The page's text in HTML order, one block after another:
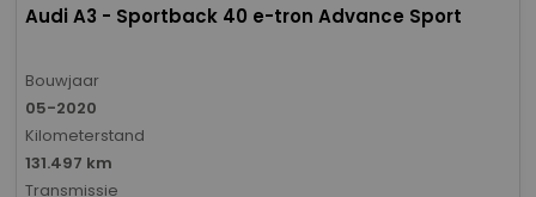
Audi A3 - Sportback 40 e-tron Advance Sport
Bouwjaar
05-2020
Kilometerstand
131.497 km
Transmissie